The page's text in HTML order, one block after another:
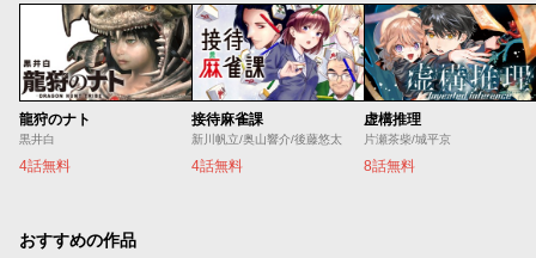
龍狩のナト
黒井白
4話無料
接待麻雀課
新川帆立/奥山響介/後藤悠太
4話無料
虚構推理
片瀬茶柴/城平京
8話無料
おすすめの作品